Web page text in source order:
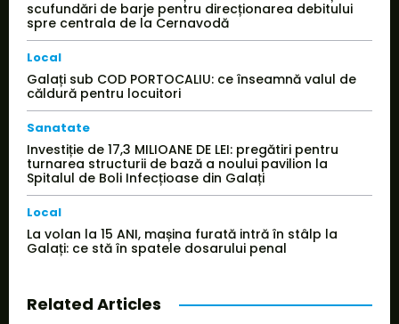
scufundări de barje pentru direcționarea debitului
spre centrala de la Cernavodă
Local
Galați sub COD PORTOCALIU: ce înseamnă valul de
căldură pentru locuitori
Sanatate
Investiție de 17,3 MILIOANE DE LEI: pregătiri pentru
turnarea structurii de bază a noului pavilion la
Spitalul de Boli Infecțioase din Galați
Local
La volan la 15 ANI, mașina furată intră în stâlp la
Galați: ce stă în spatele dosarului penal
Related Articles